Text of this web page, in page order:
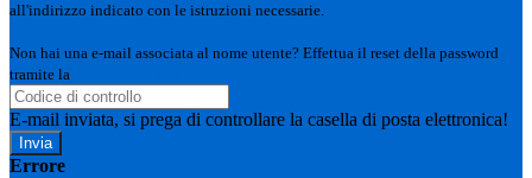
all'indirizzo indicato con le istruzioni necessarie.
Non hai una e-mail associata al nome utente? Effettua il reset della password
tramite la
E-mail inviata, si prega di controllare la casella di posta elettronica!
Errore